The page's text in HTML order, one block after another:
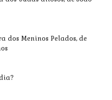
dos Meninos Pelados, de